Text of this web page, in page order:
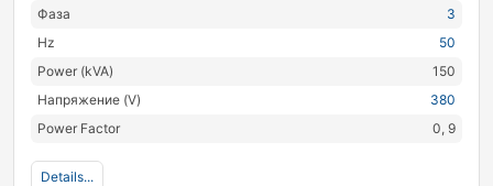
Фаза
3
Hz
50
Power (kVA)
150
Напряжение (V)
380
Power Factor
0, 9
Details...